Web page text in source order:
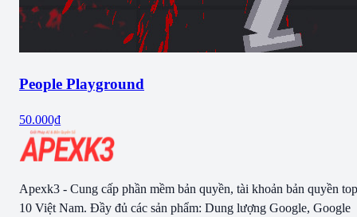
People Playground
50.000₫
Apexk3 - Cung cấp phần mềm bản quyền, tài khoản bản quyền top
10 Việt Nam. Đầy đủ các sản phẩm: Dung lượng Google, Google